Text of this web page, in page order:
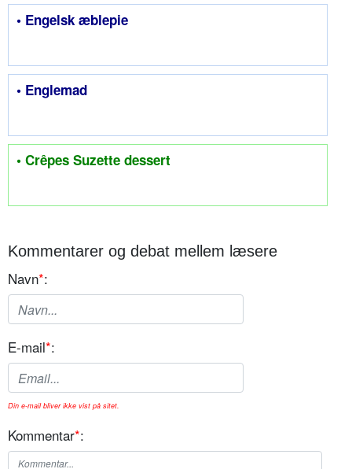
• Engelsk æblepie
• Englemad
• Crêpes Suzette dessert
Kommentarer og debat mellem læsere
Navn*:
E-mail*:
Din e-mail bliver ikke vist på sitet.
Kommentar*: